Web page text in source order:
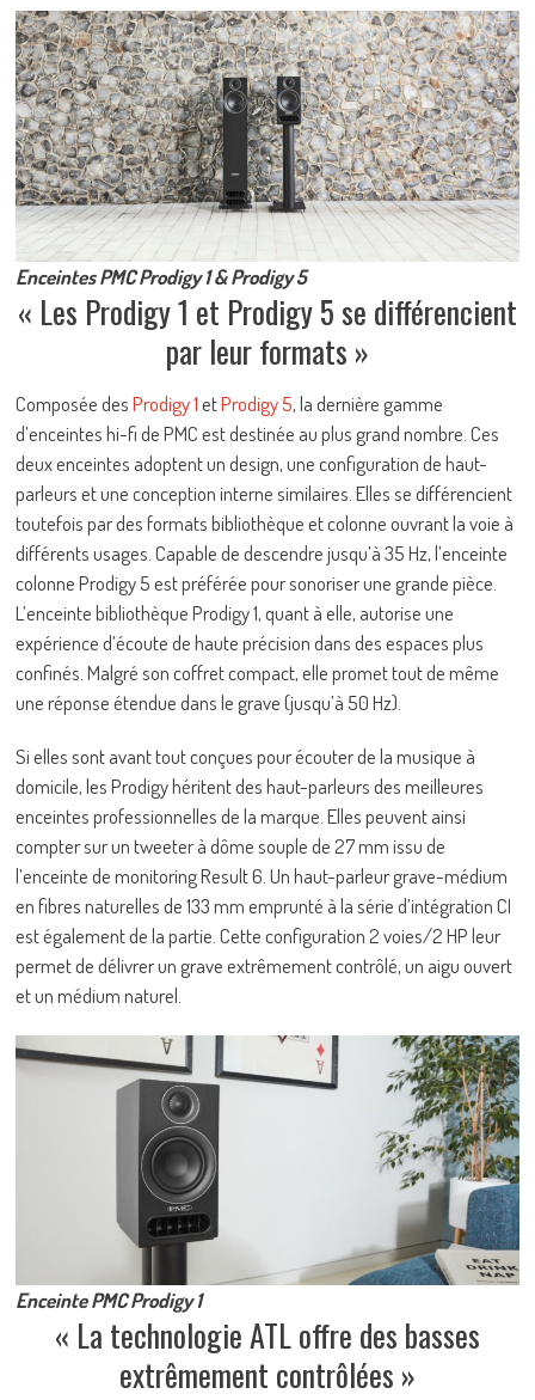
Enceintes PMC Prodigy 1 & Prodigy 5
« Les Prodigy 1 et Prodigy 5 se différencient
par leur formats »
Composée desProdigy 1etProdigy 5, la dernière gamme
d’enceintes hi-fi de PMC est destinée au plus grand nombre. Ces
deux enceintes adoptent un design, une configuration de haut-
parleurs et une conception interne similaires. Elles se différencient
toutefois par des formats bibliothèque et colonne ouvrant la voie à
différents usages. Capable de descendre jusqu’à 35 Hz, l’enceinte
colonne Prodigy 5 est préférée pour sonoriser une grande pièce.
L’enceinte bibliothèque Prodigy 1, quant à elle, autorise une
expérience d’écoute de haute précision dans des espaces plus
confinés. Malgré son coffret compact, elle promet tout de même
une réponse étendue dans le grave (jusqu’à 50 Hz).
Si elles sont avant tout conçues pour écouter de la musique à
domicile, les Prodigy héritent des haut-parleurs des meilleures
enceintes professionnelles de la marque. Elles peuvent ainsi
compter sur un tweeter à dôme souple de 27 mm issu de
l’enceinte de monitoring Result 6. Un haut-parleur grave-médium
en fibres naturelles de 133 mm emprunté à la série d’intégration CI
est également de la partie. Cette configuration 2 voies/2 HP leur
permet de délivrer un grave extrêmement contrôlé, un aigu ouvert
et un médium naturel.
Enceinte PMC Prodigy 1
« La technologie ATL offre des basses
extrêmement contrôlées »